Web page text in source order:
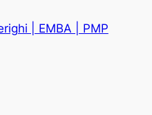
| EMBA | PMP